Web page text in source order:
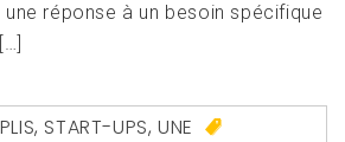
réponse à un besoin spécifique
, START-UPS,UNE